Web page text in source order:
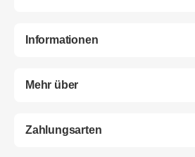
Informationen
Mehr über
Zahlungsarten